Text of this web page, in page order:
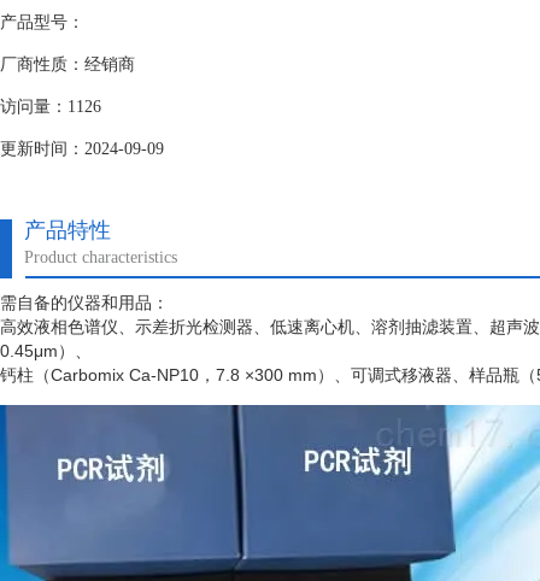
产品型号：
厂商性质：经销商
访问量：1126
更新时间：2024-09-09
产品特性
Product characteristics
需自备的仪器和用品：
高效液相色谱仪、示差折光检测器、低速离心机、溶剂抽滤装置、超声
0.45μm）、
钙柱（Carbomix Ca-NP10，7.8 ×300 mm）、可调式移液器、样品瓶